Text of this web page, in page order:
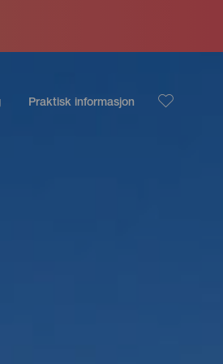
Praktisk informasjon